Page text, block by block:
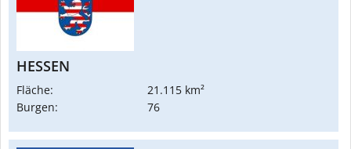
HESSEN
Fläche:
21.115 km²
Burgen:
76